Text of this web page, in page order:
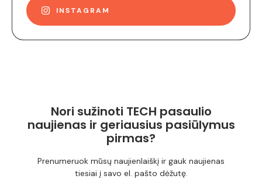
INSTAGRAM
Nori sužinoti TECH pasaulio
naujienas ir geriausius pasiūlymus
pirmas?
Prenumeruok mūsų naujienlaiškį ir gauk naujienas
tiesiai į savo el. pašto dėžutę.